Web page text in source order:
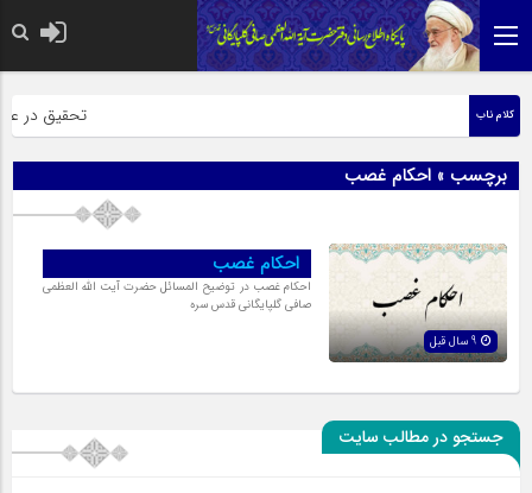
کلام ناب تحقیق در
برچسب » احکام غصب
احکام غصب
احکام غصب در توضیح المسائل حضرت آیت الله العظمی
صافی گلپایگانی قدس سره
جستجو در مطالب سایت